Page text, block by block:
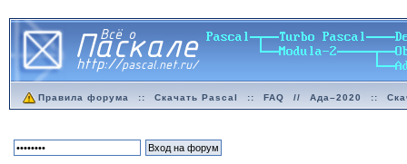
Правила форума :: Скачать Pascal :: FAQ // Ада–2020 ::